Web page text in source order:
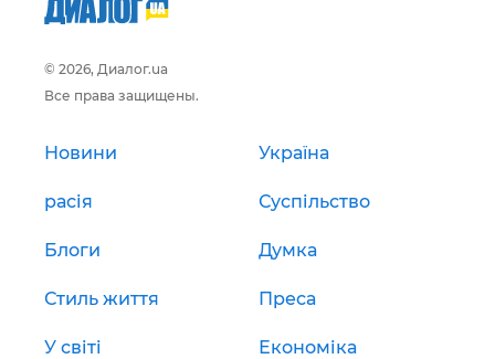
© 2026, Диалог.ua
Все права защищены.
Новини Україна
расія Суспільство
Блоги Думка
Стиль життя Преса
У світі Економіка